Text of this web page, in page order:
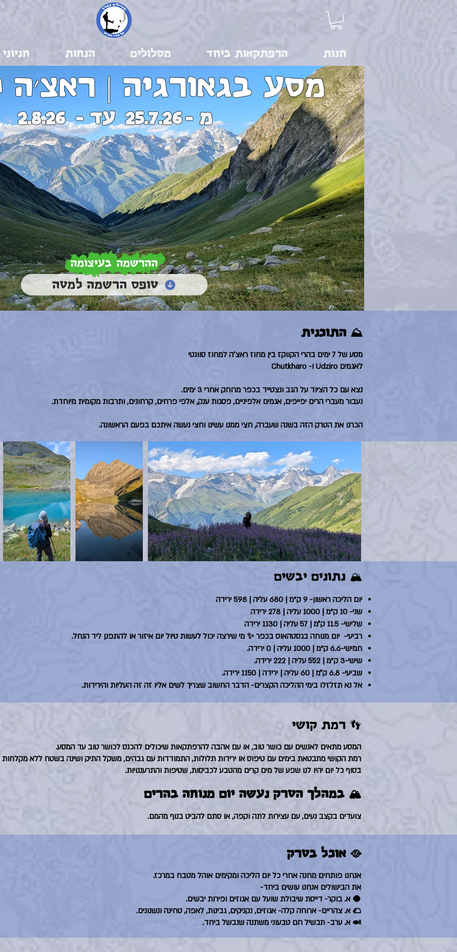
חנות הרפתקאות ביחד מסלולים הנחות
טופס הרשמה למטה
מסע בגאורגיה | ראצ׳ה
2.8.26 25.7.26מ - עד -
⛰️ התוכנית
מסע של 7 ימים בהרי הקווקז בין מחוז ראצ׳ה למחוז סוונטי
לאגמים Udziro ו- Chutkharo
נצא עם כל הציוד על הגב ונצטייד בכפר מרוחק אחרי 3 ימים.
נעבור מעברי הרים יפייפים, אגמים אלפיניים, פסגות ענק, אלפי פרחים, קרחונים, ותרבות מקומית מיוחדת.
הכרנו את הטרק הזה בשנה שעברה, חצי ממנו עשינו וחצי נעשה איתכם בפעם הראשונה.
🏔️ נתונים יבשים
יום הליכה ראשון- 9 ק"מ | 680 עליה | 598 ירידה
שני- 10 ק"מ | 1000 עליה | 278 ירידה
שלישי- 11.5 ק״מ | 57 עליה | 1130 ירידה
רביעי- יום מנוחה בגסטהאוס בכפר ✨ מי שירצה יכול לעשות טיול יום איזור או להתפנן ליד הנחל.
חמישי-6.6 ק"מ | 1000 עליה | 0 ירידה.
שישי-3 ק"מ | 552 עליה | 222 ירידה.
שביעי- 6.8 ק״מ | 60 עליה | ירידה | 1150 ירידה.
אל נא תזלזלו בימי ההליכה הקצרים- הדבר החשוב שצריך לשים אליו זה זה העליות והירידות.
👣 רמת קושי
המסע מתאים לאנשים עם כושר טוב, או עם אהבה להרפתקאות שיכולים להכנס לכושר טוב עד המסע.
רמת הקושי מתבטאת בימים עם טיפוס או ירידות תלולות, התמודדות עם גבהים, משקל התיק ושינה בשטח ללא
בסוף כל יום יהיו לנו שפע של מים קרים מהטבע לכביסות, שטיפות והתרעננויות.
🏔️ במהלך הטרק נעשה יום מנוחה בהרים
צועדים בקצב נעים, עם עצירות לתה וקפה, או סתם להביט בנוף מהמם.
🥘 אוכל בטרק
אנחנו פותחים מחנה אחרי כל יום הליכה ומקימים אוהל מטבח במרכז.
את הבישולים אנחנו עושים ביחד-
🥥 א. בוקר- דייסת שיבולת שועל עם אגוזים ופירות יבשים.
🌮 א. צהריים- ארוחה קלה- אגוזים, נקניקים, גבינות, לאפה, טחינה ונשנונים.
🍛 א. ערב- תבשיל חם טבעוני משתנה שנבשל ביחד.